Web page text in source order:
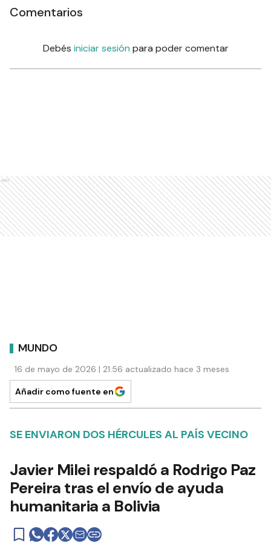
Comentarios
Debés iniciar sesión para poder comentar
Ads
MUNDO
16 de mayo de 2026 | 21:56 actualizado hace 3 meses
Añadir como fuente en
SE ENVIARON DOS HÉRCULES AL PAÍS VECINO
Javier Milei respaldó a Rodrigo Paz
Pereira tras el envío de ayuda
humanitaria a Bolivia